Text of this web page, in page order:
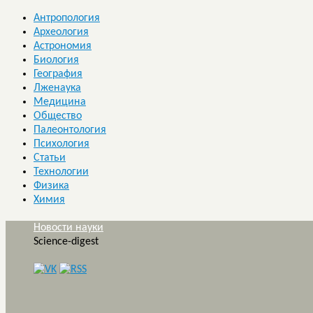
Антропология
Археология
Астрономия
Биология
География
Лженаука
Медицина
Общество
Палеонтология
Психология
Статьи
Технологии
Физика
Химия
Новости науки
Science-digest